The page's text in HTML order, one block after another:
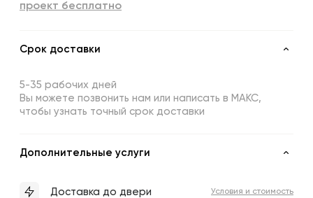
проект бесплатно
Срок доставки
5-35 рабочих дней
Вы можете позвонить нам или написать в МАКС,
чтобы узнать точный срок доставки
Дополнительные услуги
Доставка до двери Условия и стоимость